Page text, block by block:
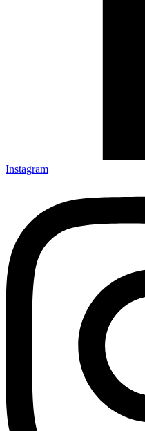
Instagram